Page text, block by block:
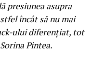
presiunea asupra
încât să nu mai
ului diferenţiat, tot
Pintea.